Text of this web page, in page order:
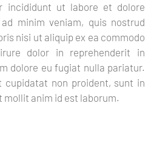
incididunt ut labore et dolore
minim veniam, quis nostrud
nisi ut aliquip ex ea commodo
dolor in reprehenderit in
dolore eu fugiat nulla pariatur.
cupidatat non proident, sunt in
anim id est laborum.